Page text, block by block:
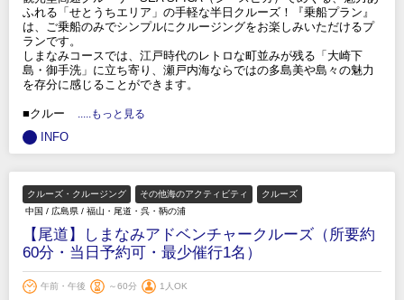
ふれる「せとうちエリア」の手軽な半日クルーズ！『乗船プラン』
は、ご乗船のみでシンプルにクルージングをお楽しみいただけるプ
ランです。
しまなみコースでは、江戸時代のレトロな町並みが残る「大崎下
島・御手洗」に立ち寄り、瀬戸内海ならではの多島美や島々の魅力
を存分に感じることができます。
■クルー .....もっと見る
INFO
クルーズ・クルージング その他海のアクティビティ
クルーズ
中国 / 広島県 / 福山・尾道・呉・鞆の浦
【尾道】しまなみアドベンチャークルーズ（所要約
60分・当日予約可・最少催行1名）
午前・午後 ～60分
1人OK